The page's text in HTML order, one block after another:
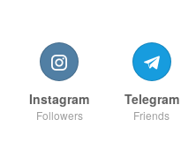
Telegram
Friends
Instagram
Followers